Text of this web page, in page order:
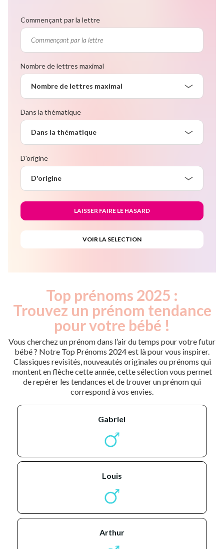
Commençant par la lettre
Nombre de lettres maximal
Nombre de lettres maximal
Dans la thématique
Dans la thématique
D'origine
D'origine
Top prénoms 2025 :
Trouvez un prénom tendance
pour votre bébé !
Vous cherchez un prénom dans l’air du temps pour votre futur
bébé ? Notre Top Prénoms 2024 est là pour vous inspirer.
Classiques revisités, nouveautés originales ou prénoms qui
montent en flèche cette année, cette sélection vous permet
de repérer les tendances et de trouver un prénom qui
correspond à vos envies.
gabriel
louis
arthur